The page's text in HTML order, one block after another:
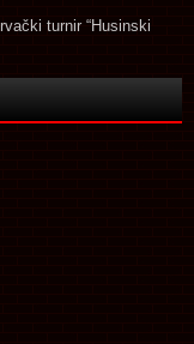
turnir “Husinski